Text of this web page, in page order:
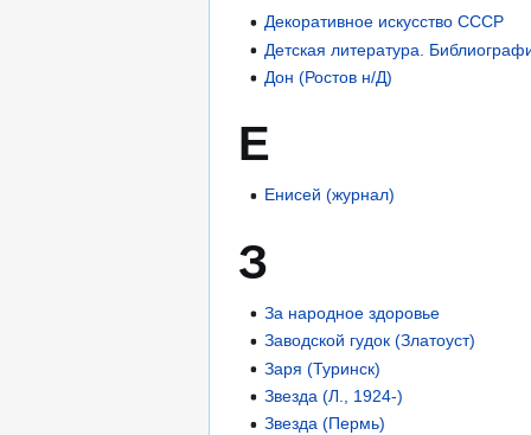
Декоративное искусство СССР
Детская литература.
Дон (Ростов н/Д)
Е
Енисей (журнал)
З
За народное здоровье
Заводской гудок (Златоуст)
Заря (Туринск)
Звезда (Л., 1924-)
Звезда (Пермь)